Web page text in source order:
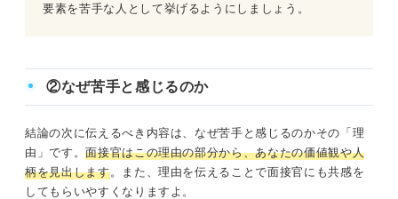
要素を苦手な人として挙げるようにしましょう。
②なぜ苦手と感じるのか
結論の次に伝えるべき内容は、なぜ苦手と感じるのかその「理
由」です。面接官はこの理由の部分から、あなたの価値観や人
柄を見出します。また、理由を伝えることで面接官にも共感を
してもらいやすくなりますよ。